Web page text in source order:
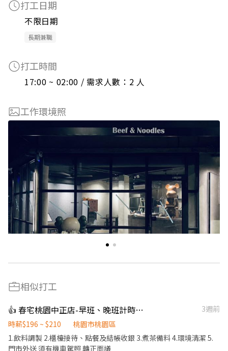
打工日期
不限日期
長期兼職
打工時間
17:00 ~ 02:00 / 需求人數：2 人
工作環境照
相似打工
👍 春宅桃園中正店-早班、晚班計時人員
3週前
時薪$196 ~ $210
桃園市桃園區
1.飲料調製 2.櫃檯接待、點餐及結帳收銀 3.煮茶備料 4.環境清潔 5.
門市外送 須有機車駕照 轉正面議